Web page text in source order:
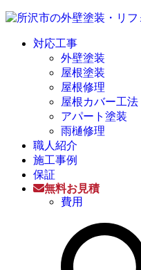
対応工事
外壁塗装
屋根塗装
屋根修理
屋根カバー工法
アパート塗装
雨樋修理
職人紹介
施工事例
保証
無料お見積
費用